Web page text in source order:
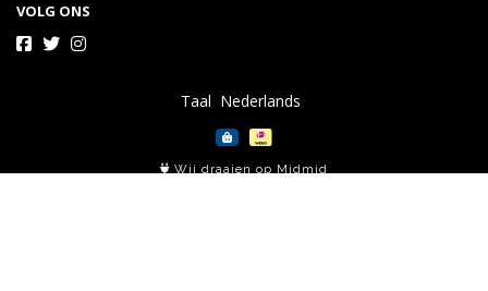
VOLG ONS
Taal
Wij draaien op Midmid